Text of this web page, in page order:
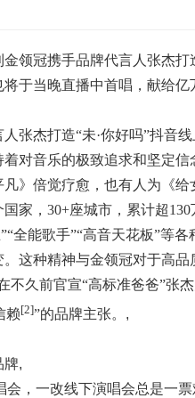
金领冠携手品牌代言人张杰
于当晚直播中首唱，献给亿
张杰打造“未·你好吗”抖音
对音乐的极致追求和坚定
》倍觉疗愈，也有人为《
家，30+座城市，累计超130
全能歌手”“高音天花板”等
这种精神与金领冠对于高
不久前官宣“高标准爸爸”张
赖[2]”的品牌主张。 ,
牌,
会，一改线下演唱会总是一